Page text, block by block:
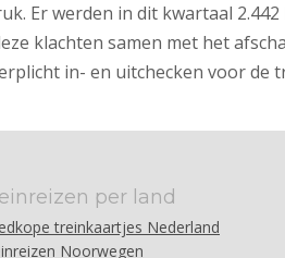
Er werden in dit kwartaal 2.442
klachten samen met het
in- en uitchecken voor de
per land
treinkaartjes Nederland
Noorwegen